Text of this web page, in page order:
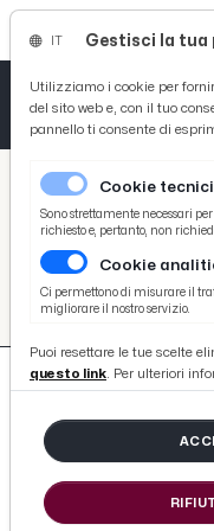
/
Gestisci la tua
Utilizziamo i cookie per
del sito web e, con il tuo
pannello ti consente di
Cookie
Sono strettamente necessari
richiesto e, pertanto, non
Cookie
Ci permettono di misurare il
migliorare il nostro servizio.
Puoi resettare le tue scelte
questo link. Per ulteriori
Tutto News
Tutto Sport
Basket
Ciclismo
Tutto Curiosità